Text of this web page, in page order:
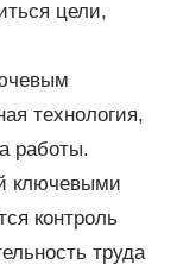
цели,
технология,
работы.
ключевыми
контроль
труда